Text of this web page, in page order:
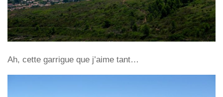
Ah, cette garrigue que j’aime tant…